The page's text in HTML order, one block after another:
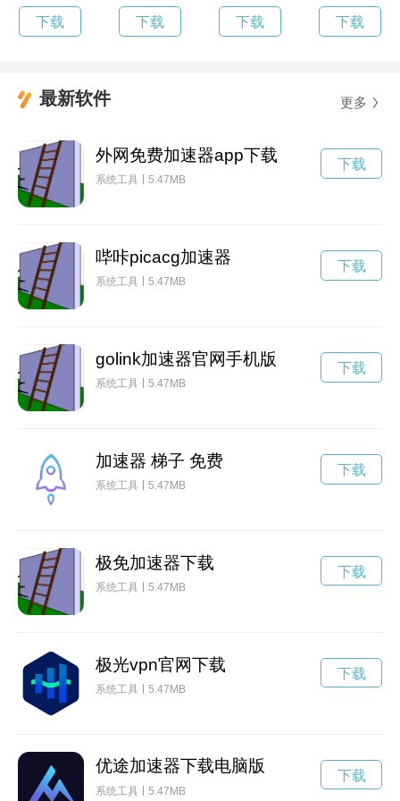
下载 下载 下载 下载
最新软件 更多
外网免费加速器app下载
系统工具 5.47MB
下载
哔咔picacg加速器
系统工具 5.47MB
下载
golink加速器官网手机版
系统工具 5.47MB
下载
加速器 梯子 免费
系统工具 5.47MB
下载
极免加速器下载
系统工具 5.47MB
下载
极光vpn官网下载
系统工具 5.47MB
下载
优途加速器下载电脑版
系统工具 5.47MB
下载